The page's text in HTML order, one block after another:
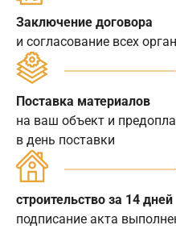
Заключение договора
и согласование всех
Поставка материалов
на ваш объект и
в день поставки
строительство за 14 дней
подписание акта